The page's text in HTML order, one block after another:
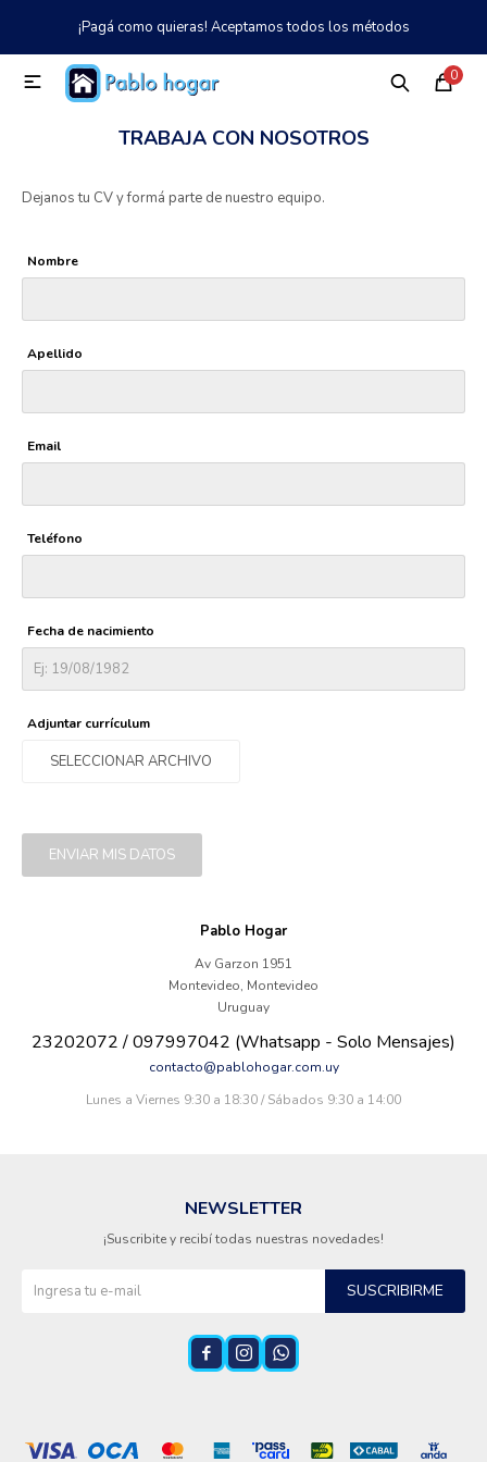
¡Pagá como quieras! Aceptamos todos los métodos
0

TRABAJA CON NOSOTROS
Dejanos tu CV y formá parte de nuestro equipo.
Nombre
Apellido
Email
Teléfono
Fecha de nacimiento
Adjuntar currículum
SELECCIONAR ARCHIVO
ENVIAR MIS DATOS
Pablo Hogar
Av Garzon 1951
Montevideo, Montevideo
Uruguay
23202072 / 097997042 (Whatsapp - Solo Mensajes)
contacto@pablohogar.com.uy
Lunes a Viernes 9:30 a 18:30 / Sábados 9:30 a 14:00
NEWSLETTER
¡Suscribite y recibí todas nuestras novedades!
SUSCRIBIRME
  
MI CUENTA
Catálogo Tienda 097 997 042
Refrigeración
Electrodomésticos
Cuidado de mascotas
Aire libre y Jardín
Muebles de exterior
Bicicletas y más